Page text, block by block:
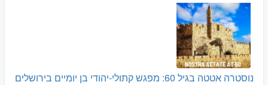
נוסטרה אטטה בגיל 60: מפגש קתולי-יהודי בן יומיים בירושלים